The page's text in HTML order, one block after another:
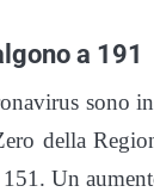
a 191
sono
della
Un